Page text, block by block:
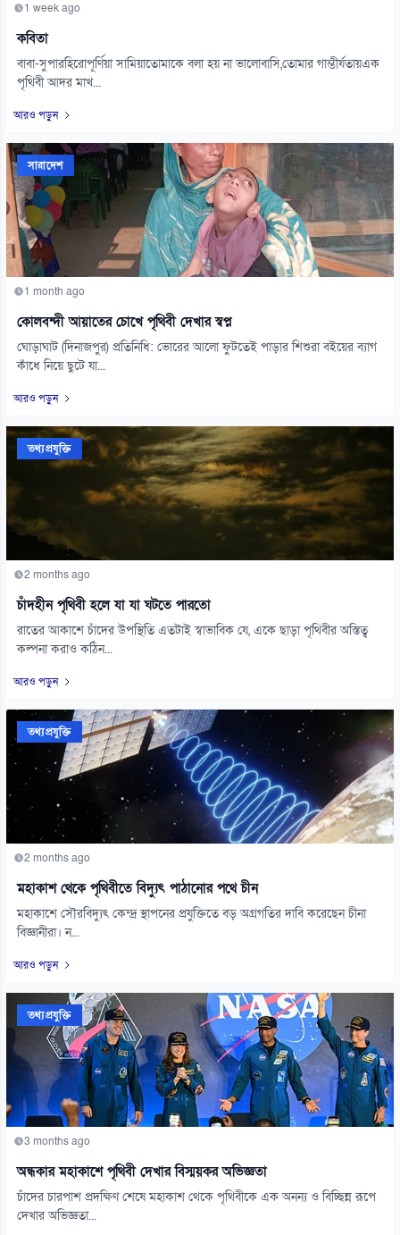
1 week ago
কবিতা
বাবা-সুপারহিরোপূর্ণিয়া সামিয়াতোমাকে বলা হয় না ভালোবাসি,তোমার গাম্ভীর্যতায়এক
পৃথিবী আদর মাখ...
আরও পড়ুন
সারাদেশ
1 month ago
কোলবন্দী আয়াতের চোখে পৃথিবী দেখার স্বপ্ন
ঘোড়াঘাট (দিনাজপুর) প্রতিনিধি: ভোরের আলো ফুটতেই পাড়ার শিশুরা বইয়ের ব্যাগ
কাঁধে নিয়ে ছুটে যা...
আরও পড়ুন
তথ্যপ্রযুক্তি
2 months ago
চাঁদহীন পৃথিবী হলে যা যা ঘটতে পারতো
রাতের আকাশে চাঁদের উপস্থিতি এতটাই স্বাভাবিক যে, একে ছাড়া পৃথিবীর অস্তিত্ব
কল্পনা করাও কঠিন...
আরও পড়ুন
তথ্যপ্রযুক্তি
2 months ago
মহাকাশ থেকে পৃথিবীতে বিদ্যুৎ পাঠানোর পথে চীন
মহাকাশে সৌরবিদ্যুৎ কেন্দ্র স্থাপনের প্রযুক্তিতে বড় অগ্রগতির দাবি করেছেন চীনা
বিজ্ঞানীরা। ন...
আরও পড়ুন
তথ্যপ্রযুক্তি
3 months ago
অন্ধকার মহাকাশে পৃথিবী দেখার বিস্ময়কর অভিজ্ঞতা
চাঁদের চারপাশ প্রদক্ষিণ শেষে মহাকাশ থেকে পৃথিবীকে এক অনন্য ও বিচ্ছিন্ন রূপে
দেখার অভিজ্ঞতা...